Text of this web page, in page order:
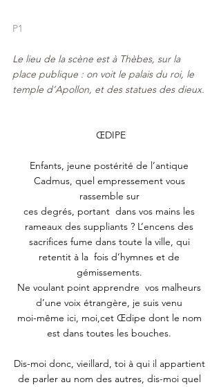
P1
Le lieu de la scène est à Thèbes, sur la
place publique : on voit le palais du roi, le
temple d’Apollon, et des statues des dieux.
ŒDIPE
Enfants, jeune postérité de l’antique
Cadmus, quel empressement vous
rassemble sur
ces degrés, portant  dans vos mains les
rameaux des suppliants ? L’encens des
sacrifices fume dans toute la ville, qui
retentit à la  fois d’hymnes et de
gémissements.
Ne voulant point apprendre  vos malheurs
d’une voix étrangère, je suis venu
moi-même ici, moi,cet Œdipe dont le nom
est dans toutes les bouches.
Dis-moi donc, vieillard, toi à qui il appartient
de parler au nom des autres, dis-moi quel